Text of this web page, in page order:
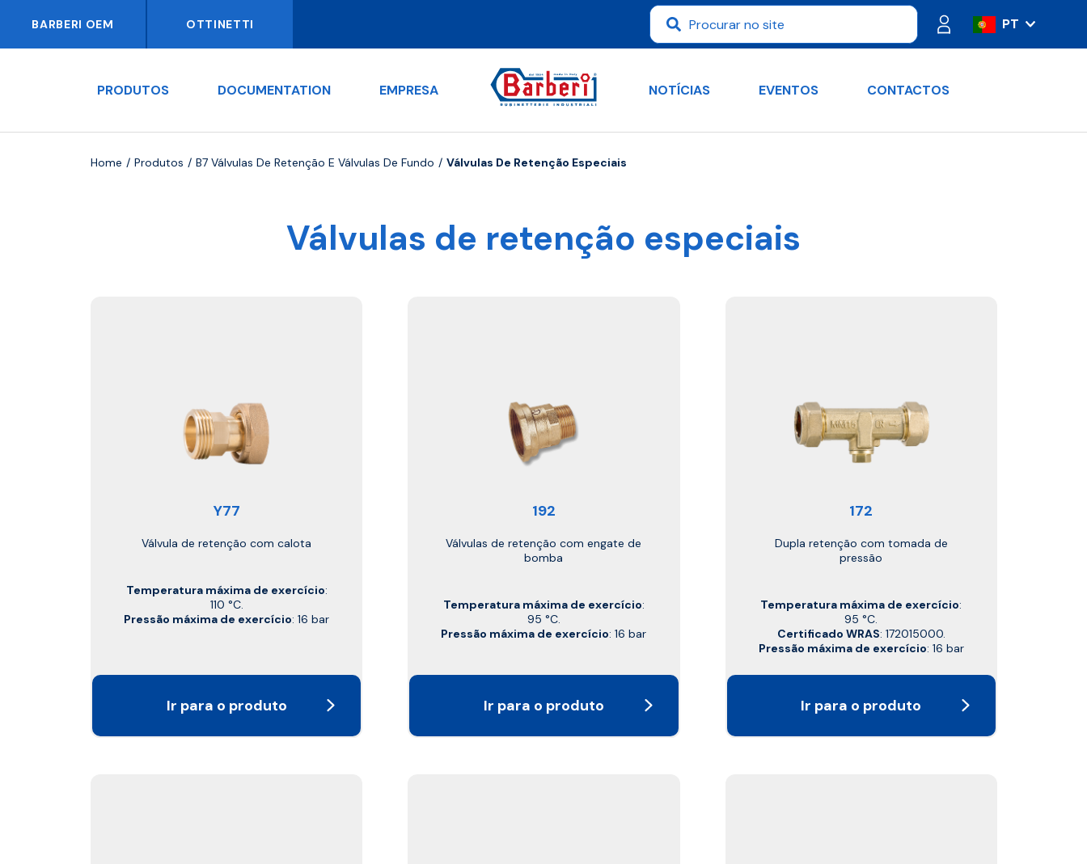
BARBERI OEM OTTINETTI
PT
IT
DE
PRODUTOS DOCUMENTATION EMPRESA NOTÍCIAS EVENTOS CONTACTOS
Home Produtos B7 Válvulas De Retenção E Válvulas De Fundo Válvulas De Retenção Especiais
Válvulas de retenção especiais
Y77
Válvula de retenção com calota
Temperatura máxima de exercício:
110 °C.
Pressão máxima de exercício: 16 bar
Ir para o produto
192
Válvulas de retenção com engate de
bomba
Temperatura máxima de exercício:
95 °C.
Pressão máxima de exercício: 16 bar
Ir para o produto
172
Dupla retenção com tomada de
pressão
Temperatura máxima de exercício:
95 °C.
Certificado WRAS: 172015000.
Pressão máxima de exercício: 16 bar
Ir para o produto